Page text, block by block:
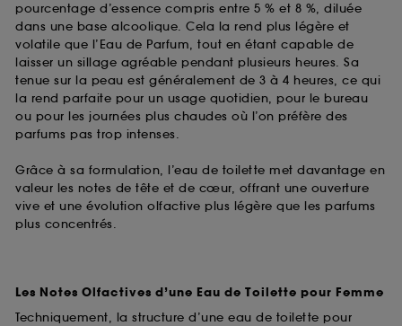
pourcentage d’essence compris entre 5 % et 8 %, diluée
dans une base alcoolique. Cela la rend plus légère et
volatile que l’Eau de Parfum, tout en étant capable de
laisser un sillage agréable pendant plusieurs heures. Sa
tenue sur la peau est généralement de 3 à 4 heures, ce qui
la rend parfaite pour un usage quotidien, pour le bureau
ou pour les journées plus chaudes où l’on préfère des
parfums pas trop intenses.
Grâce à sa formulation, l’eau de toilette met davantage en
valeur les notes de tête et de cœur, offrant une ouverture
vive et une évolution olfactive plus légère que les parfums
plus concentrés.
Les Notes Olfactives d’une Eau de Toilette pour Femme
Techniquement, la structure d’une eau de toilette pour